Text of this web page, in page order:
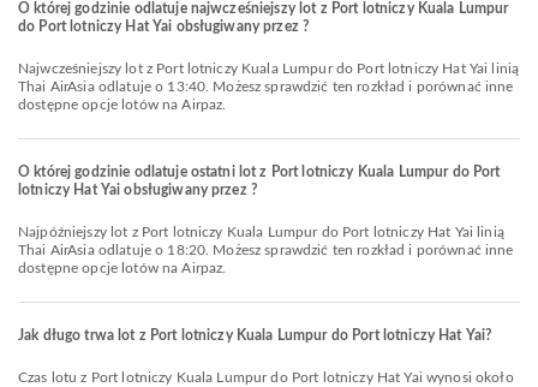
O której godzinie odlatuje najwcześniejszy lot z Port lotniczy Kuala Lumpur
do Port lotniczy Hat Yai obsługiwany przez ?
Najwcześniejszy lot z Port lotniczy Kuala Lumpur do Port lotniczy Hat Yai linią
Thai AirAsia odlatuje o 13:40. Możesz sprawdzić ten rozkład i porównać inne
dostępne opcje lotów na Airpaz.
O której godzinie odlatuje ostatni lot z Port lotniczy Kuala Lumpur do Port
lotniczy Hat Yai obsługiwany przez ?
Najpóźniejszy lot z Port lotniczy Kuala Lumpur do Port lotniczy Hat Yai linią
Thai AirAsia odlatuje o 18:20. Możesz sprawdzić ten rozkład i porównać inne
dostępne opcje lotów na Airpaz.
Jak długo trwa lot z Port lotniczy Kuala Lumpur do Port lotniczy Hat Yai?
Czas lotu z Port lotniczy Kuala Lumpur do Port lotniczy Hat Yai wynosi około